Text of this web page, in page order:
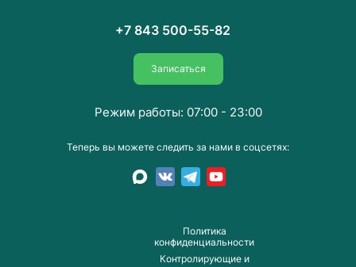
Пoлитика
конфиденциальности
Контролирующие и
+7 843 500-55-82
Записаться
Теперь вы можете следить за нами в соцсетях:
Режим работы: 07:00 - 23:00